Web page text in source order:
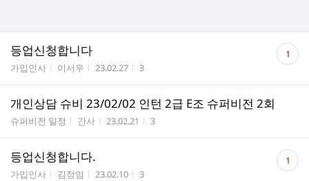
등업신청합니다
게시판명
가입인사 작성자
이서우 작성시간
23.02.27 조회수
3
댓
글 1
개인상담 슈비 23/02/02 인턴 2급 E조 슈퍼비전 2회
게시판명
슈퍼비전 일정 작성자
간사 작성시간
23.02.21 조회수
3
등업신청합니다.
게시판명
가입인사 작성자
김정임 작성시간
23.02.10 조회수
3
댓
글 1